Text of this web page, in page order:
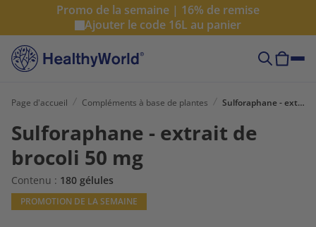
Promo de la semaine | 16% de remise
Ajouter le code 16L au panier
Page d'accueil Compléments à base de plantes Sulforaphane - extrait de brocoli 50 mg
Sulforaphane - extrait de
brocoli 50 mg
Contenu : 180 gélules
PROMOTION DE LA SEMAINE